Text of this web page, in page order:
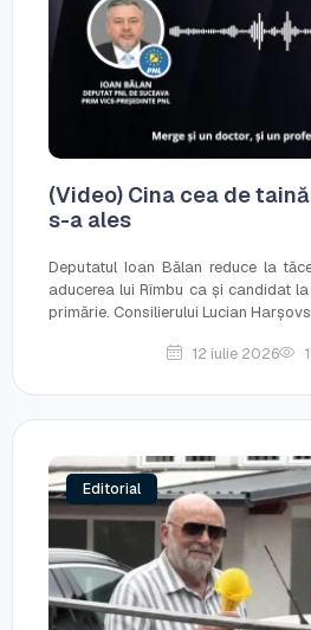
(Video) Cina cea de
s-a ales
Deputatul Ioan Bălan reduce la
aducerea lui Rîmbu ca și candidat
primărie. Consilierului Lucian
12 iulie 2026
Editorial